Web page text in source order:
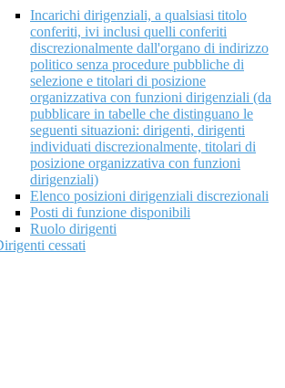
Incarichi dirigenziali, a qualsiasi titolo
conferiti, ivi inclusi quelli conferiti
discrezionalmente dall'organo di indirizzo
politico senza procedure pubbliche di
selezione e titolari di posizione
organizzativa con funzioni dirigenziali (da
pubblicare in tabelle che distinguano le
seguenti situazioni: dirigenti, dirigenti
individuati discrezionalmente, titolari di
posizione organizzativa con funzioni
dirigenziali)
Elenco posizioni dirigenziali discrezionali
Posti di funzione disponibili
Ruolo dirigenti
cessati